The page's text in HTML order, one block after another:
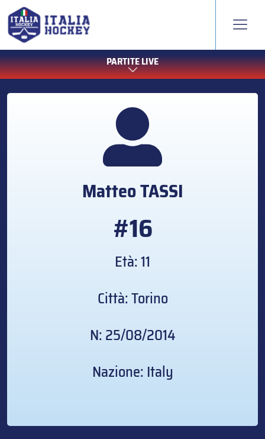
PARTITE LIVE
MatteoTASSI
#16
Età: 11
Città: Torino
N: 25/08/2014
Nazione: Italy